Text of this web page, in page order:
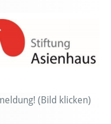
(Bild klicken)